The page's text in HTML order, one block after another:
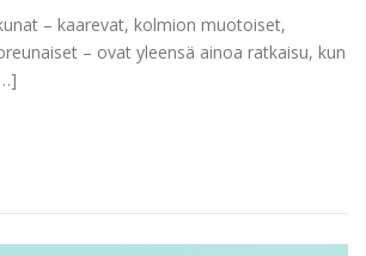
– kaarevat, kolmion muotoiset,
– ovat yleensä ainoa ratkaisu, kun